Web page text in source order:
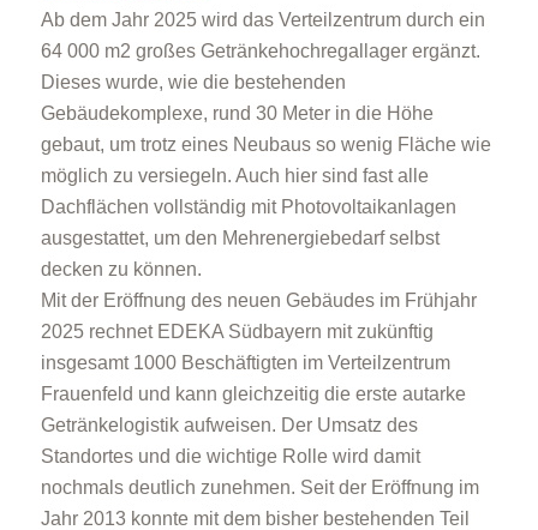
Ab dem Jahr 2025 wird das Verteilzentrum durch ein
64 000 m2 großes Getränkehochregallager ergänzt.
Dieses wurde, wie die bestehenden
Gebäudekomplexe, rund 30 Meter in die Höhe
gebaut, um trotz eines Neubaus so wenig Fläche wie
möglich zu versiegeln. Auch hier sind fast alle
Dachflächen vollständig mit Photovoltaikanlagen
ausgestattet, um den Mehrenergiebedarf selbst
decken zu können.
Mit der Eröffnung des neuen Gebäudes im Frühjahr
2025 rechnet EDEKA Südbayern mit zukünftig
insgesamt 1000 Beschäftigten im Verteilzentrum
Frauenfeld und kann gleichzeitig die erste autarke
Getränkelogistik aufweisen. Der Umsatz des
Standortes und die wichtige Rolle wird damit
nochmals deutlich zunehmen. Seit der Eröffnung im
Jahr 2013 konnte mit dem bisher bestehenden Teil